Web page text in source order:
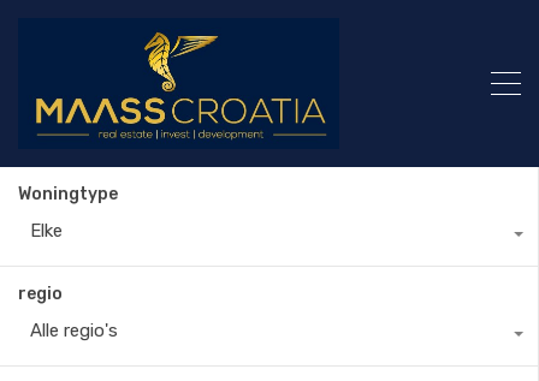
Woningtype
Elke
regio
Alle regio's